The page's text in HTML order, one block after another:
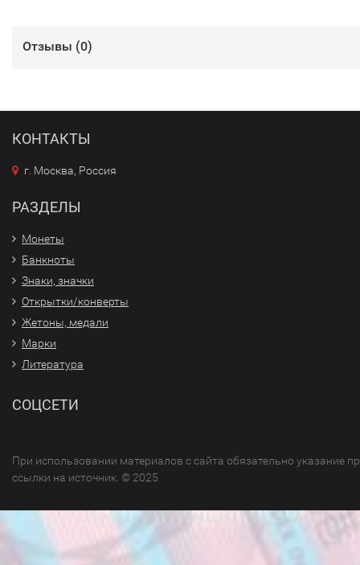
Отзывы (0)
КОНТАКТЫ
г. Москва, Россия
РАЗДЕЛЫ
Монеты
Банкноты
Знаки, значки
Открытки/конверты
Жетоны, медали
Марки
Литература
СОЦСЕТИ
При использовании материалов с сайта обязательно указание
ссылки на источник. © 2025